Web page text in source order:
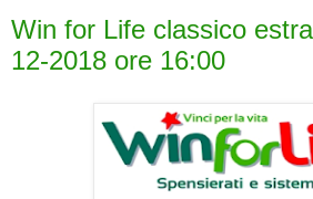
Win for Life classico
12-2018 ore 16:00